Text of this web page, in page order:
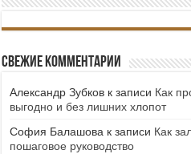
Свежие комментарии
Александр Зубков к записи Как
выгодно и без лишних хлопот
София Балашова к записи Как
пошаговое руководство